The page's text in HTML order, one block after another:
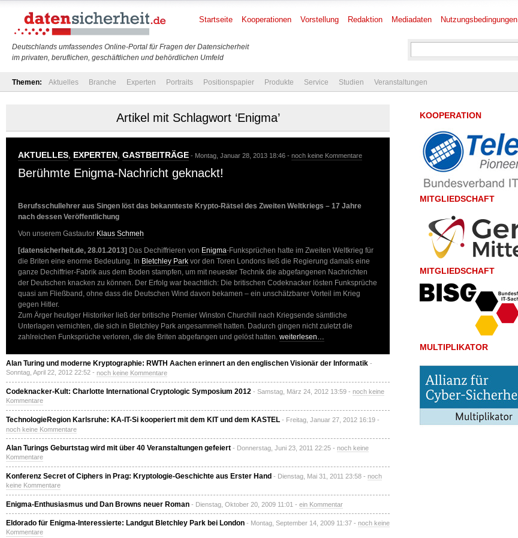
Deutschlands umfassendes Online-Portal für Fragen der Datensicherheit
im privaten, beruflichen, geschäftlichen und behördlichen Umfeld
Startseite Kooperationen Vorstellung Redaktion Mediadaten Nutzungsbedingungen
Themen: Aktuelles Branche Experten Portraits Positionspapier Produkte Service Studien Veranstaltungen
Artikel mit Schlagwort ‘Enigma’
AKTUELLES, EXPERTEN, GASTBEITRÄGE - Montag, Januar 28, 2013 18:46 - noch keine Kommentare
Berühmte Enigma-Nachricht geknackt!
Berufsschullehrer aus Singen löst das bekannteste Krypto-Rätsel des Zweiten Weltkriegs – 17 Jahre
nach dessen Veröffentlichung
Von unserem Gastautor Klaus Schmeh
[datensicherheit.de, 28.01.2013] Das Dechiffrieren von Enigma-Funksprüchen hatte im Zweiten Weltkrieg für
die Briten eine enorme Bedeutung. In Bletchley Park vor den Toren Londons ließ die Regierung damals eine
ganze Dechiffrier-Fabrik aus dem Boden stampfen, um mit neuester Technik die abgefangenen Nachrichten
der Deutschen knacken zu können. Der Erfolg war beachtlich: Die britischen Codeknacker lösten Funksprüche
quasi am Fließband, ohne dass die Deutschen Wind davon bekamen – ein unschätzbarer Vorteil im Krieg
gegen Hitler.
Zum Ärger heutiger Historiker ließ der britische Premier Winston Churchill nach Kriegsende sämtliche
Unterlagen vernichten, die sich in Bletchley Park angesammelt hatten. Dadurch gingen nicht zuletzt die
zahlreichen Funksprüche verloren, die die Briten abgefangen und gelöst hatten. weiterlesen…
Alan Turing und moderne Kryptographie: RWTH Aachen erinnert an den englischen Visionär der Informatik -
Sonntag, April 22, 2012 22:52 - noch keine Kommentare
Codeknacker-Kult: Charlotte International Cryptologic Symposium 2012 - Samstag, März 24, 2012 13:59 - noch keine
Kommentare
TechnologieRegion Karlsruhe: KA-IT-Si kooperiert mit dem KIT und dem KASTEL - Freitag, Januar 27, 2012 16:19 -
noch keine Kommentare
Alan Turings Geburtstag wird mit über 40 Veranstaltungen gefeiert - Donnerstag, Juni 23, 2011 22:25 - noch keine
Kommentare
Konferenz Secret of Ciphers in Prag: Kryptologie-Geschichte aus Erster Hand - Dienstag, Mai 31, 2011 23:58 - noch
keine Kommentare
Enigma-Enthusiasmus und Dan Browns neuer Roman - Dienstag, Oktober 20, 2009 11:01 - ein Kommentar
Eldorado für Enigma-Interessierte: Landgut Bletchley Park bei London - Montag, September 14, 2009 11:37 - noch keine
Kommentare
KOOPERATION
MITGLIEDSCHAFT
MITGLIEDSCHAFT
MULTIPLIKATOR